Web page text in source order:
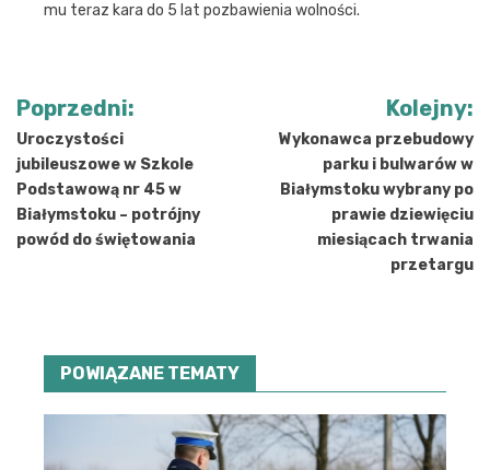
mu teraz kara do 5 lat pozbawienia wolności.
Nawigacja
wpisu
Poprzedni:
Uroczystości
jubileuszowe w Szkole
Podstawową nr 45 w
Białymstoku – potrójny
powód do świętowania
Kolejny:
Wykonawca przebudowy
parku i bulwarów w
Białymstoku wybrany po
prawie dziewięciu
miesiącach trwania
przetargu
POWIĄZANE TEMATY